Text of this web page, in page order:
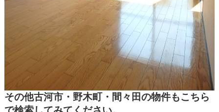
その他古河市・野木町・間々田の物件もこちら